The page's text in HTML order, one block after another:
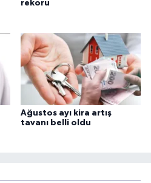
rekoru
Ağustos ayı kira artış
tavanı belli oldu